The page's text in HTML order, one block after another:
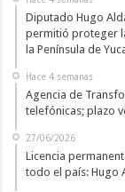
Diputado Hugo
permitió proteger
la Península de
Hace 4 semanas
Agencia de
telefónicas; plazo
27/06/2026
Licencia
todo el país: Hugo